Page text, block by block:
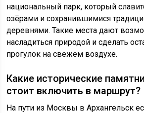
национальный парк, который
озёрами и сохранившимися
деревнями. Такие места дают
насладиться природой и сделать
прогулок на свежем воздухе.
Какие исторические
стоит включить в маршрут?
На пути из Москвы в Архангельск